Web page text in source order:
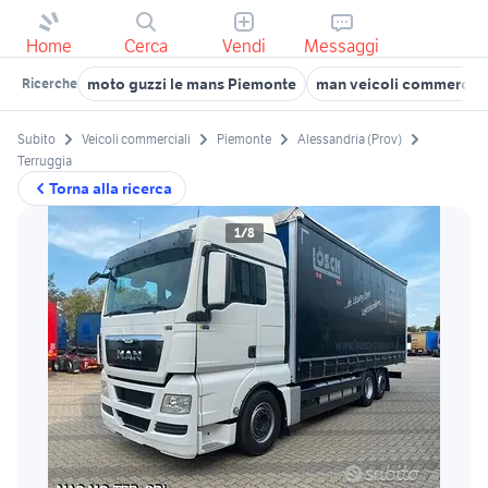
Home Cerca Vendi Messaggi
Ricerche moto guzzi le mans Piemonte man veicoli
Torna alla ricerca
Subito Veicoli commerciali Piemonte
Alessandria (Prov)
Terruggia
1/8